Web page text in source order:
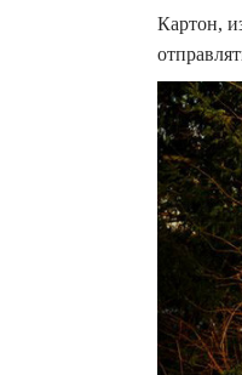
Картон,